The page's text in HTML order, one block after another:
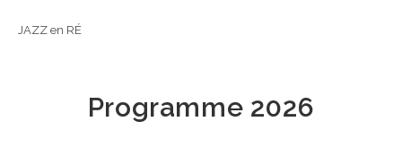
JAZZ en RÉ
Programme 2026